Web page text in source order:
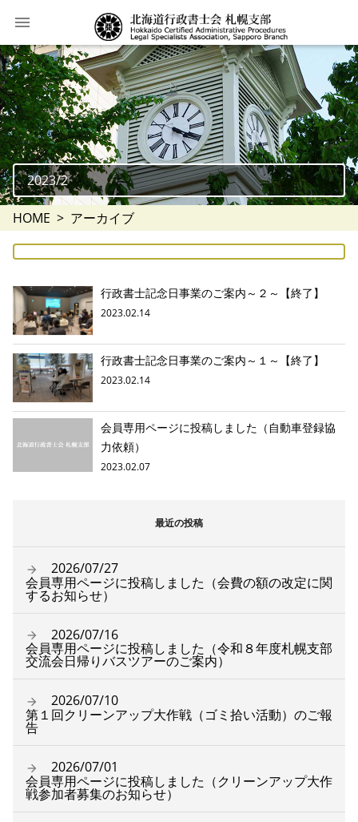
2023/2
HOME アーカイブ
行政書士記念日事業のご案内～２～【終了】
2023.02.14
行政書士記念日事業のご案内～１～【終了】
2023.02.14
会員専用ページに投稿しました（自動車登録協
力依頼）
2023.02.07
最近の投稿
2026/07/27
会員専用ページに投稿しました（会費の額の改定に関
するお知らせ）
2026/07/16
会員専用ページに投稿しました（令和８年度札幌支部
交流会日帰りバスツアーのご案内）
2026/07/10
第１回クリーンアップ大作戦（ゴミ拾い活動）のご報
告
2026/07/01
会員専用ページに投稿しました（クリーンアップ大作
戦参加者募集のお知らせ）